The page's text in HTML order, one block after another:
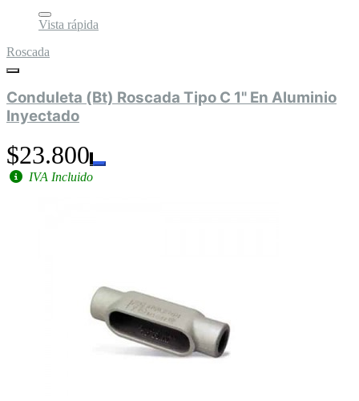
Vista rápida
Roscada
Conduleta (Bt) Roscada Tipo C 1" En Aluminio
Inyectado
$23.800
IVA Incluido